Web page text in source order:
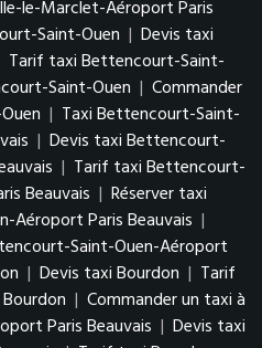
le-Marclet-Aéroport Paris
Saint-Ouen | Devis taxi
Tarif taxi Bettencourt-Saint-
Saint-Ouen | Commander
| Taxi Bettencourt-Saint-
| Devis taxi Bettencourt-
| Tarif taxi Bettencourt-
Beauvais | Réserver taxi
Aéroport Paris Beauvais |
Saint-Ouen-Aéroport
| Devis taxi Bourdon | Tarif
| Commander un taxi à
Paris Beauvais | Devis taxi